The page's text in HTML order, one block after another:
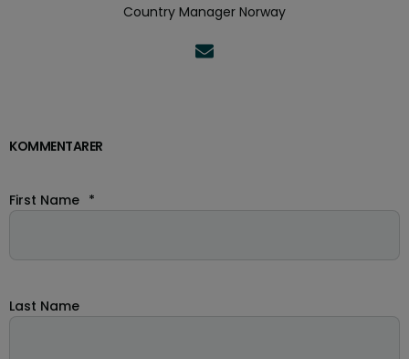
Country Manager Norway
KOMMENTARER
First Name *
Last Name